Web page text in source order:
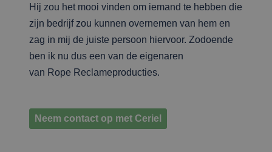
Hij zou het mooi vinden om iemand te hebben die
zijn bedrijf zou kunnen overnemen van hem en
zag in mij de juiste persoon hiervoor. Zodoende
ben ik nu dus een van de eigenaren
van Rope Reclameproducties.
Neem contact op met Ceriel